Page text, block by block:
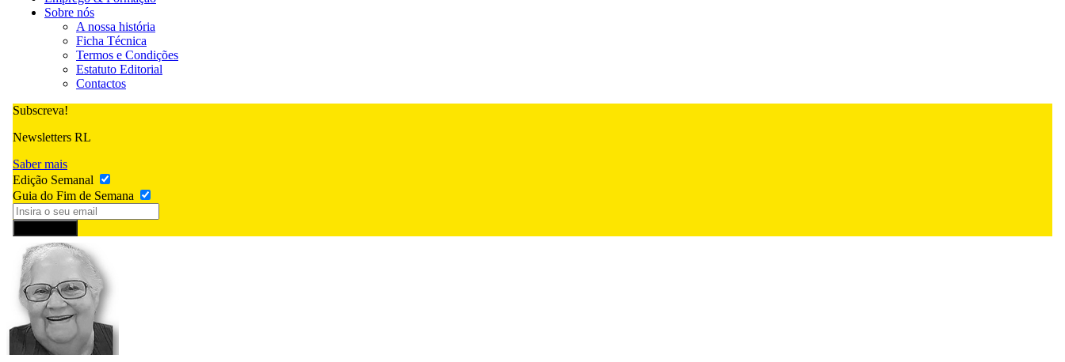
Sobre nós
A nossa história
Ficha Técnica
Termos e Condições
Estatuto Editorial
Contactos
Subscreva!
Newsletters RL
Saber mais
Edição Semanal
Guia do Fim de Semana